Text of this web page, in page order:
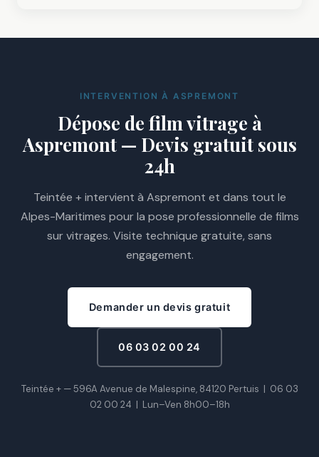
INTERVENTION À ASPREMONT
Dépose de film vitrage à
Aspremont — Devis gratuit sous
24h
Teintée + intervient à Aspremont et dans tout le
Alpes-Maritimes pour la pose professionnelle de films
sur vitrages. Visite technique gratuite, sans
engagement.
Demander un devis gratuit
06 03 02 00 24
Teintée + — 596A Avenue de Malespine, 84120 Pertuis | 06 03
02 00 24 | Lun–Ven 8h00–18h